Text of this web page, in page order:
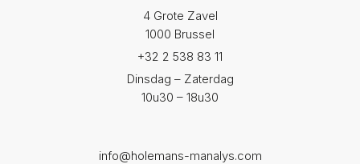
4 Grote Zavel
1000 Brussel
+32 2 538 83 11
Dinsdag – Zaterdag
10u30 – 18u30
info@holemans-manalys.com